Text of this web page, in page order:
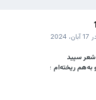
17 آبان، 2024
سپید
ریخته‌ام؛